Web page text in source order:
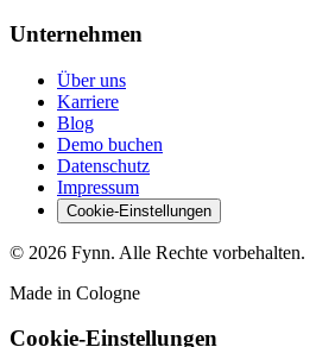
Unternehmen
Über uns
Karriere
Blog
Demo buchen
Datenschutz
Impressum
Cookie-Einstellungen
© 2026 Fynn. Alle Rechte vorbehalten.
Made in Cologne
Cookie-Einstellungen